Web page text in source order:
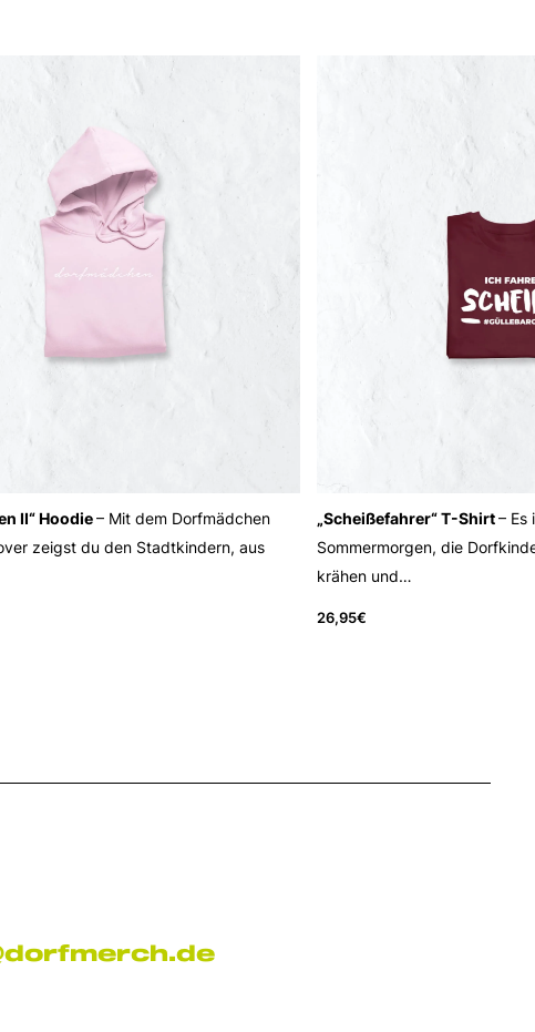
II“ Hoodie – Mit dem Dorfmädchen
zeigst du den Stadtkindern, aus
„Scheißefahrer“ T-Shirt– Es
Sommermorgen, die
krähen und…
26,95€